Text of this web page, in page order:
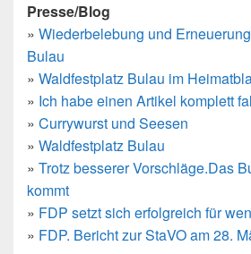
Presse/Blog
» Wiederbelebung und
Bulau
» Waldfestplatz Bulau im
» Ich habe einen Artikel komplett
» Currywurst und Seesen
» Waldfestplatz Bulau
» Trotz besserer Vorschläge.Das
kommt
» FDP setzt sich erfolgreich für
» FDP. Bericht zur StaVO am 28.